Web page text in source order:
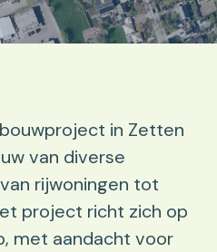
in Zetten
van diverse
rijwoningen tot
project richt zich op
met aandacht voor